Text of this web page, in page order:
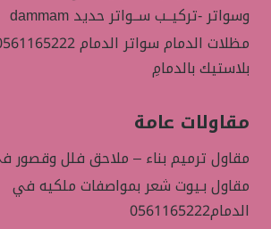
وسواتر -تركيــب ســواتر حديد dammam
بلاستيك بالدمامِ
مقاولات عامة
مقاول ترميم بناء – ملاحق فلل وقصور
مقاول بـيوت شعر بمواصفات ملكيه في
الدمام0561165222